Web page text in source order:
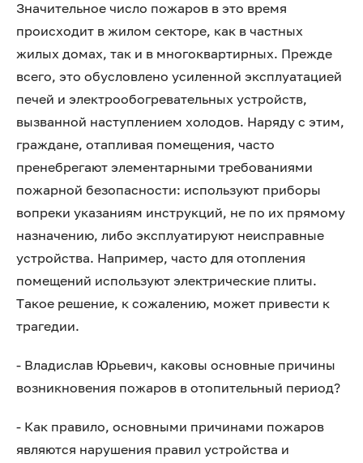
Значительное число пожаров в это время
происходит в жилом секторе, как в частных
жилых домах, так и в многоквартирных. Прежде
всего, это обусловлено усиленной эксплуатацией
печей и электрообогревательных устройств,
вызванной наступлением холодов. Наряду с этим,
граждане, отапливая помещения, часто
пренебрегают элементарными требованиями
пожарной безопасности: используют приборы
вопреки указаниям инструкций, не по их прямому
назначению, либо эксплуатируют неисправные
устройства. Например, часто для отопления
помещений используют электрические плиты.
Такое решение, к сожалению, может привести к
трагедии.
- Владислав Юрьевич, каковы основные причины
возникновения пожаров в отопительный период?
- Как правило, основными причинами пожаров
являются нарушения правил устройства и